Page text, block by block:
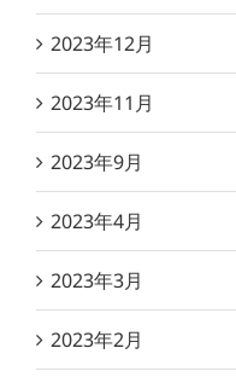
2023年12月
2023年11月
2023年9月
2023年4月
2023年3月
2023年2月